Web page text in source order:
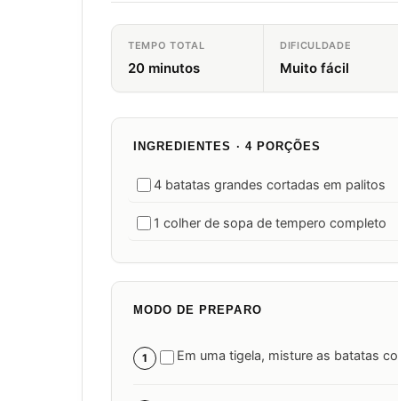
TEMPO TOTAL
20 minutos
DIFICULDADE
Muito fácil
INGREDIENTES · 4 PORÇÕES
4 batatas grandes cortadas em palitos
1 colher de sopa de tempero completo
MODO DE PREPARO
1 Em uma tigela, misture as batatas